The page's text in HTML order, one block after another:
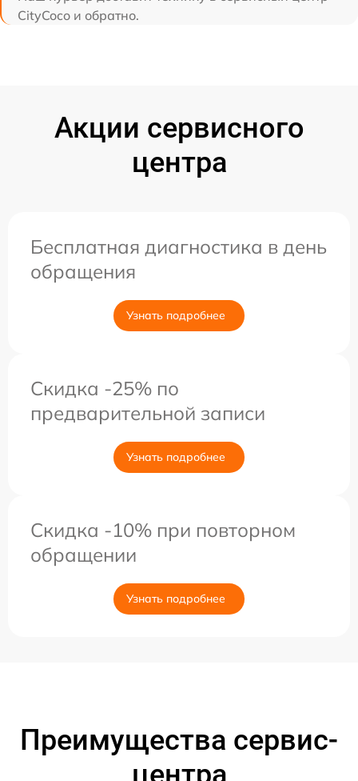
CityCoco и обратно.
Акции сервисного
центра
Бесплатная диагностика в день
обращения
Узнать подробнее
Скидка -25% по
предварительной записи
Узнать подробнее
Скидка -10% при повторном
обращении
Узнать подробнее
Преимущества сервис-